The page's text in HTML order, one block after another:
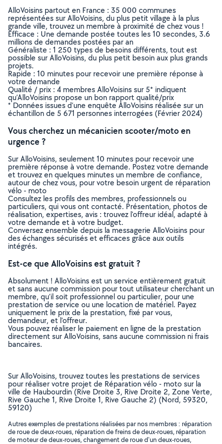
AlloVoisins partout en France : 35 000 communes
représentées sur AlloVoisins, du plus petit village à la plus
grande ville, trouvez un membre à proximité de chez vous !
Efficace : Une demande postée toutes les 10 secondes, 3.6
millions de demandes postées par an
Généraliste : 1 250 types de besoins différents, tout est
possible sur AlloVoisins, du plus petit besoin aux plus grands
projets.
Rapide : 10 minutes pour recevoir une première réponse à
votre demande
Qualité / prix : 4 membres AlloVoisins sur 5* indiquent
qu’AlloVoisins propose un bon rapport qualité/prix
* Données issues d’une enquête AlloVoisins réalisée sur un
échantillon de 5 671 personnes interrogées (Février 2024)
Vous cherchez un mécanicien scooter/moto en
urgence ?
Sur AlloVoisins, seulement 10 minutes pour recevoir une
première réponse à votre demande. Postez votre demande
et trouvez en quelques minutes un membre de confiance,
autour de chez vous, pour votre besoin urgent de réparation
vélo - moto
Consultez les profils des membres, professionnels ou
particuliers, qui vous ont contacté. Présentation, photos de
réalisation, expertises, avis : trouvez l'offreur idéal, adapté à
votre demande et à votre budget.
Conversez ensemble depuis la messagerie AlloVoisins pour
des échanges sécurisés et efficaces grâce aux outils
intégrés.
Est-ce que AlloVoisins est gratuit ?
Absolument ! AlloVoisins est un service entièrement gratuit
et sans aucune commission pour tout utilisateur cherchant un
membre, qu’il soit professionnel ou particulier, pour une
prestation de service ou une location de matériel. Payez
uniquement le prix de la prestation, fixé par vous,
demandeur, et l’offreur.
Vous pouvez réaliser le paiement en ligne de la prestation
directement sur AlloVoisins, sans aucune commission ni frais
bancaires.
Sur AlloVoisins, trouvez toutes les prestations de services
pour réaliser votre projet de Réparation vélo - moto sur la
ville de Haubourdin (Rive Droite 3, Rive Droite 2, Zone Verte,
Rive Gauche 1, Rive Droite 1, Rive Gauche 2) (Nord, 59320,
59120)
Autres exemples de prestations réalisées par nos membres : réparation
de roue de deux-roues, réparation de freins de deux-roues, réparation
de moteur de deux-roues, changement de roue d'un deux-roues,